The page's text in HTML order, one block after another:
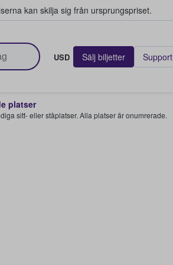
kan skilja sig från ursprungspriset.
USD Sälj biljetter Support
platser
sitt- eller ståplatser. Alla platser är onumrerade.